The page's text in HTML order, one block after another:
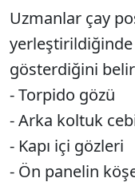
Uzmanlar çay
gösterdiğini
- Torpido gözü
- Arka koltuk
- Kapı içi gözleri
- Ön panelin